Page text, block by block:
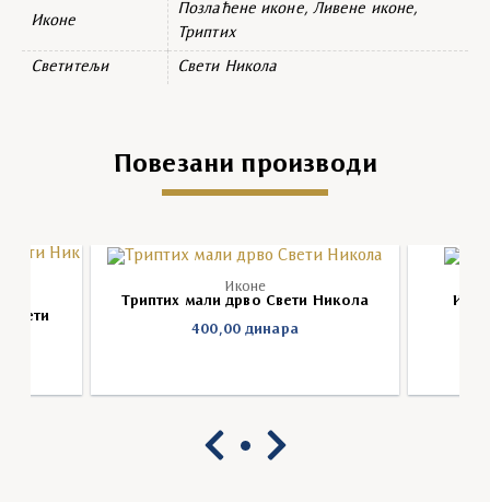
Иконе
Позлаћене иконе, Ливене иконе,
Триптих
Светитељи Свети Никола
Повезани производи
Свети
Иконе
Триптих мали дрво Свети Никола
400,00динара